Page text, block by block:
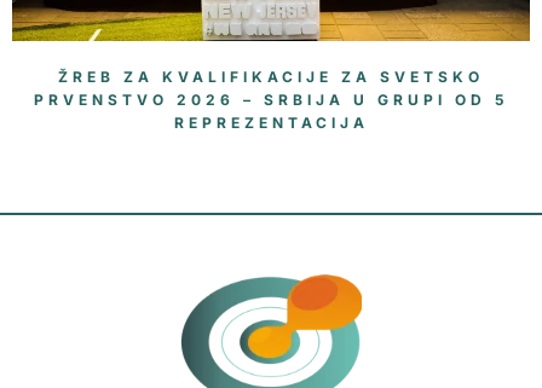
ŽREB ZA KVALIFIKACIJE ZA SVETSKO
PRVENSTVO 2026 – SRBIJA U GRUPI OD 5
REPREZENTACIJA